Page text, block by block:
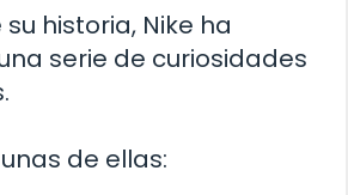
historia, Nike ha
serie de curiosidades
de ellas: